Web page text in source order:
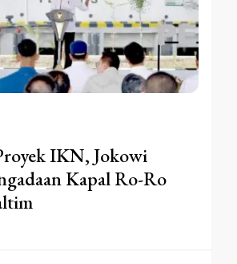
IKN, Jokowi
Kapal Ro-Ro